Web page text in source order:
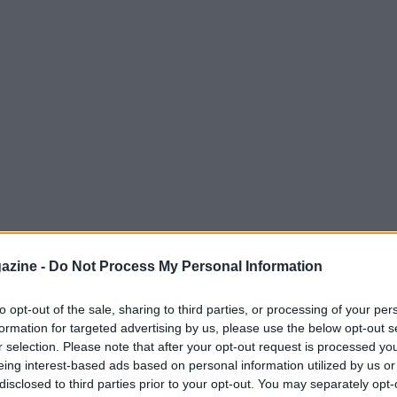
- Do Not Process My Personal Information
opt-out of the sale, sharing to third parties, or processing of your
for targeted advertising by us, please use the below opt-out
selection. Please note that after your opt-out request is processed
interest-based ads based on personal information utilized by us
to third parties prior to your opt-out. You may separately
del calendario di
Il tracciato, spesso definito il
Premio d’Italia praticamente
a partire dal 1950, mancando solo in
un legame profondo con il pubblico e
massime su una pista che premia